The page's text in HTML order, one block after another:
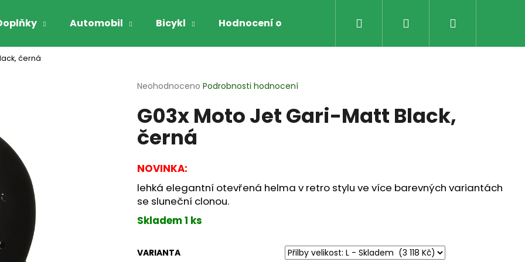
Automobil Bicykl Hodnocení obchodu Obchodní Podmínky
Přihlášení
černá
Průměrné
produktu
je
0,0
z
hvězdiček.
Neohodnoceno Podrobnosti hodnocení
G03x Moto Jet Gari-Matt Black,
černá
NOVINKA:
lehká elegantní otevřená helma v retro stylu ve více barevných variantách
se sluneční clonou.
Skladem 1 ks
VARIANTA
Co potřebujete najít?
HLEDAT
GARIBALDI VYHŘÍVANÉ RUKAVICE NA GARIBALDI RUKAVICE NA MOTO